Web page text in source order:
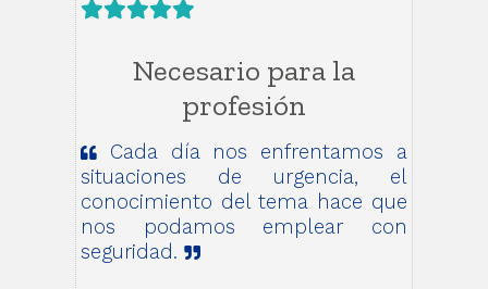
Necesario para la
profesión
Cada día nos enfrentamos a
situaciones de urgencia, el
conocimiento del tema hace que
nos podamos emplear con
seguridad.